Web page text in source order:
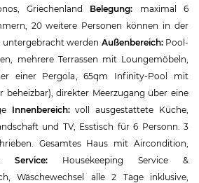
Griechenland Belegung: maximal 6
20 weitere Personen können in der
untergebracht werden Außenbereich: Pool-
mehrere Terrassen mit Loungemöbeln,
einer Pergola, 65qm Infinity-Pool mit
beheizbar), direkter Meerzugang über eine
Innenbereich:voll ausgestattete Küche,
und TV, Esstisch für 6 Personn. 3
Gesamtes Haus mit Aircondition,
Service: Housekeeping Service &
Wäschewechsel alle 2 Tage inklusive,